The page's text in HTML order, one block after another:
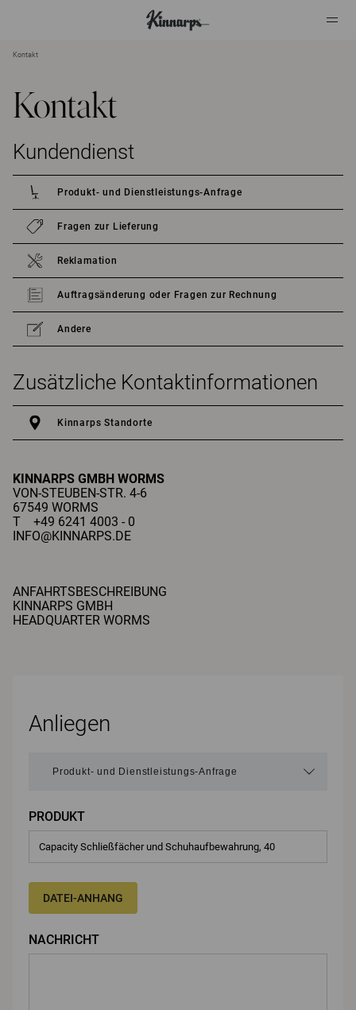
Kontakt
Kontakt
Kundendienst
Produkt- und Dienstleistungs-Anfrage
Fragen zur Lieferung
Reklamation
Auftragsänderung oder Fragen zur Rechnung
Andere
Zusätzliche Kontaktinformationen
Kinnarps Standorte
KINNARPS GMBH WORMS
VON-STEUBEN-STR. 4-6
67549 WORMS
T +49 6241 4003 - 0
INFO@KINNARPS.DE
ANFAHRTSBESCHREIBUNG
KINNARPS GMBH
HEADQUARTER WORMS
Anliegen
PRODUKT
DATEI-ANHANG
NACHRICHT